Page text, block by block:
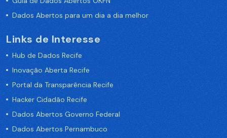
Dados Abertos para um dia a dia melhor
Links de Interesse
Hub de Dados Recife
Inovação Aberta Recife
Portal da Transparência Recife
Hacker Cidadão Recife
Dados Abertos Governo Federal
Dados Abertos Pernambuco